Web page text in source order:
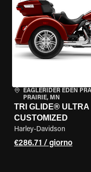
EAGLERIDER EDEN
PRAIRIE, MN
TRI GLIDE® ULTRA
CUSTOMIZED
Harley-Davidson
€286.71 / giorno